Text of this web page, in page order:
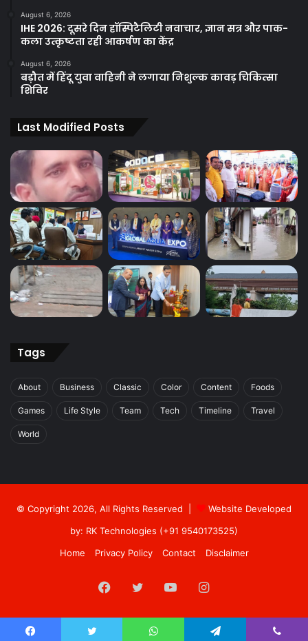
August 6, 2026
IHE 2026: दूसरे दिन हॉस्पिटैलिटी नवाचार, ज्ञान सत्र और पाक-
कला उत्कृष्टता रही आकर्षण का केंद्र
August 6, 2026
बड़ौत में हिंदू युवा वाहिनी ने लगाया निशुल्क कावड़ चिकित्सा
शिविर
Last Modified Posts
Tags
About Business Classic Color Content Foods
Games Life Style Team Tech Timeline Travel
World
© Copyright 2026, All Rights Reserved |
Website Developed
by: RK Technologies (+91 9540173525)
Home
Privacy Policy Contact Disclaimer
Facebook
TwitterYouTubeInstagram